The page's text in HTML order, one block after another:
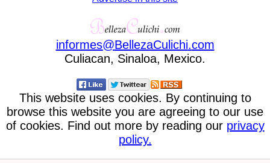
informes@BellezaCulichi.com
Culiacan, Sinaloa, Mexico.
This website uses cookies. By continuing to
browse this website you are agreeing to our use
of cookies. Find out more by reading our privacy
policy.